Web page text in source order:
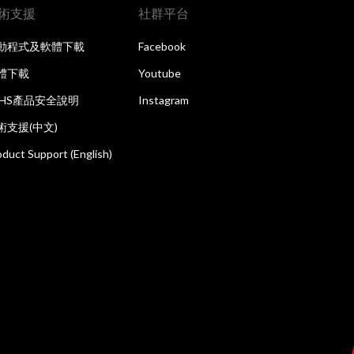
支援
程式及軟體下載
下載
產品安全說明
支援(中文)
Support (English)
社群平台
Facebook
Youtube
Instagram